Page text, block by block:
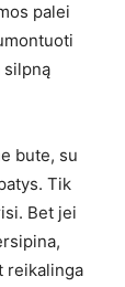
palei
silpną
bute, su
Tik
Bet jei
reikalinga